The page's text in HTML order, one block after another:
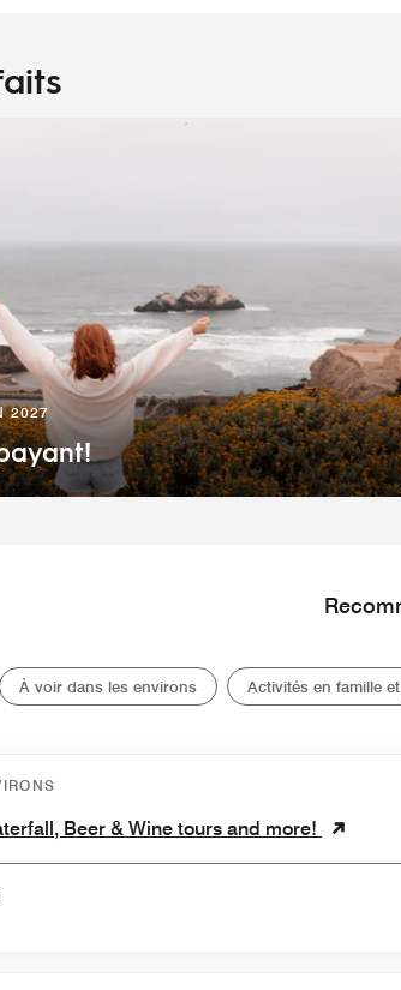
2027
À voir dans les environs Activités en famille
Beer & Wine tours and more!